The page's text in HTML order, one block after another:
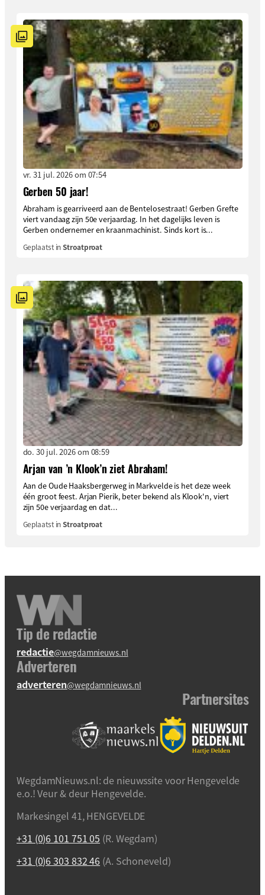
vr. 31 jul. 2026 om 07:54
Gerben 50 jaar!
Abraham is gearriveerd aan de Bentelosestraat! Gerben Grefte
viert vandaag zijn 50e verjaardag. In het dagelijks leven is
Gerben ondernemer en kraanmachinist. Sinds kort is...
Geplaatst inStroatproat
do. 30 jul. 2026 om 08:59
Arjan van ’n Klook’n ziet Abraham!
Aan de Oude Haaksbergerweg in Markvelde is het deze week
één groot feest. Arjan Pierik, beter bekend als Klook'n, viert
zijn 50e verjaardag en dat...
Geplaatst inStroatproat
Tip de redactie
redactie@wegdamnieuws.nl
Adverteren
adverteren@wegdamnieuws.nl
Partnersites
WegdamNieuws.nl: de nieuwssite voor Hengevelde
e.o.! Veur & deur Hengevelde.
Markesingel 41, HENGEVELDE
+31 (0)6 101 751 05 (R. Wegdam)
+31 (0)6 303 832 46 (A. Schoneveld)